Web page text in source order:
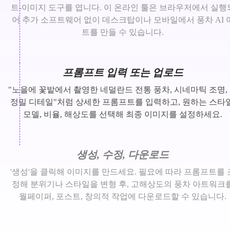
트-이미지 도구를 엽니다. 이 온라인 툴은 브라우저에서 실행
어 추가 소프트웨어 없이 데스크탑이나 모바일에서 풍차 AI
트를 만들 수 있습니다.
프롬프트 입력 또는 업로드
"노을에 꽃밭에서 촬영한 네덜란드 전통 풍차, 시네마틱 조명,
정밀 디테일"처럼 상세한 프롬프트를 입력하고, 원하는 스타
모델, 비율, 해상도를 선택해 최종 이미지를 설정하세요.
생성, 수정, 다운로드
'생성'을 클릭해 이미지를 만드세요. 필요에 따라 프롬프트를
정해 분위기나 스타일을 변형 후, 고해상도의 풍차 아트워크
월페이퍼, 포스트, 창의적 작업에 다운로드할 수 있습니다.